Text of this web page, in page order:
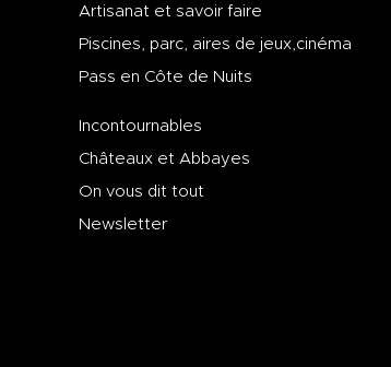
Artisanat et savoir faire
Piscines, parc, aires de jeux,cinéma
Pass en Côte de Nuits
Incontournables
Châteaux et Abbayes
On vous dit tout
Newsletter